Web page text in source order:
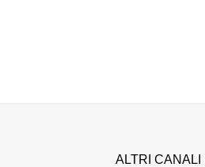
ALTRI CANALI